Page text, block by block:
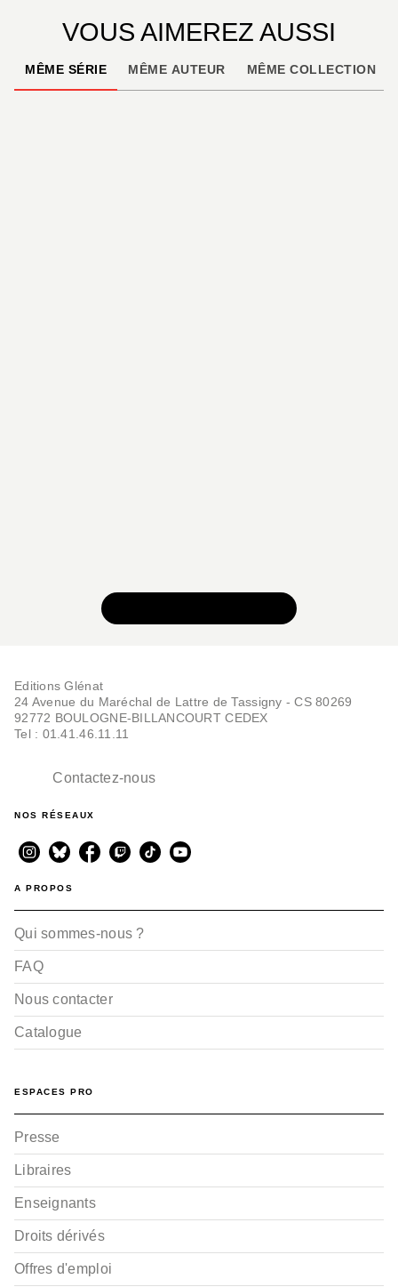
VOUS AIMEREZ AUSSI
MÊME SÉRIE MÊME AUTEUR MÊME COLLECTION
Editions Glénat
24 Avenue du Maréchal de Lattre de Tassigny - CS 80269
92772 BOULOGNE-BILLANCOURT CEDEX
Tel : 01.41.46.11.11
Contactez-nous
NOS RÉSEAUX
A PROPOS
Qui sommes-nous ?
FAQ
Nous contacter
Catalogue
ESPACES PRO
Presse
Libraires
Enseignants
Droits dérivés
Offres d'emploi